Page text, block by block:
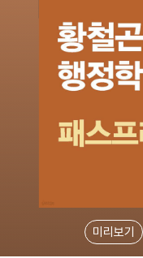
미리보기